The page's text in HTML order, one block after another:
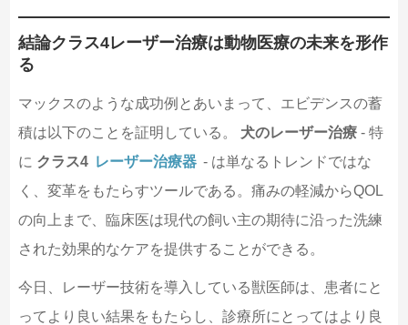
結論クラス4レーザー治療は動物医療の未来を形作
る
マックスのような成功例とあいまって、エビデンスの蓄
積は以下のことを証明している。 犬のレーザー治療- 特
に クラス4 レーザー治療器 - は単なるトレンドではな
く、変革をもたらすツールである。痛みの軽減からQOL
の向上まで、臨床医は現代の飼い主の期待に沿った洗練
された効果的なケアを提供することができる。
今日、レーザー技術を導入している獣医師は、患者にと
ってより良い結果をもたらし、診療所にとってはより良